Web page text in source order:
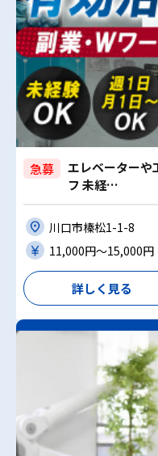
急募
エレベーターや
フ 未経…
川口市榛松1-1-8
11,000円〜15,000円
詳しく見る